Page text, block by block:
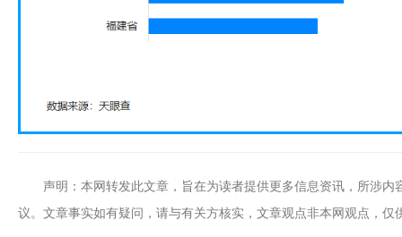
声明：本网转发此文章，旨在为读者提供更多信息资讯，所涉内
议。文章事实如有疑问，请与有关方核实，文章观点非本网观点，仅